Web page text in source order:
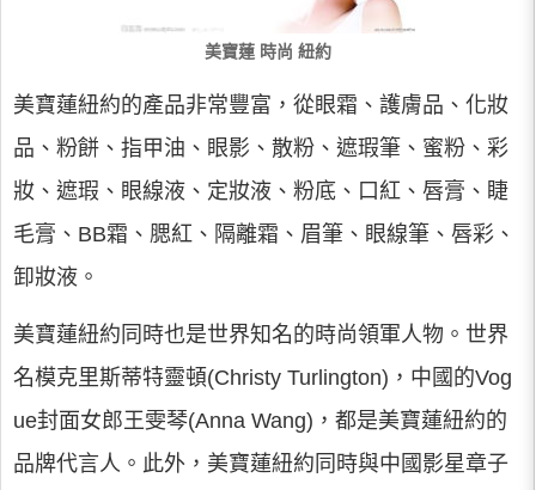
美寶蓮 時尚 紐約
美寶蓮紐約的產品非常豐富，從眼霜、護膚品、化妝
品、粉餅、指甲油、眼影、散粉、遮瑕筆、蜜粉、彩
妝、遮瑕、眼線液、定妝液、粉底、口紅、唇膏、睫
毛膏、BB霜、腮紅、隔離霜、眉筆、眼線筆、唇彩、
卸妝液。
美寶蓮紐約同時也是世界知名的時尚領軍人物。世界
名模克里斯蒂特靈頓(Christy Turlington)，中國的Vog
ue封面女郎王雯琴(Anna Wang)，都是美寶蓮紐約的
品牌代言人。此外，美寶蓮紐約同時與中國影星章子